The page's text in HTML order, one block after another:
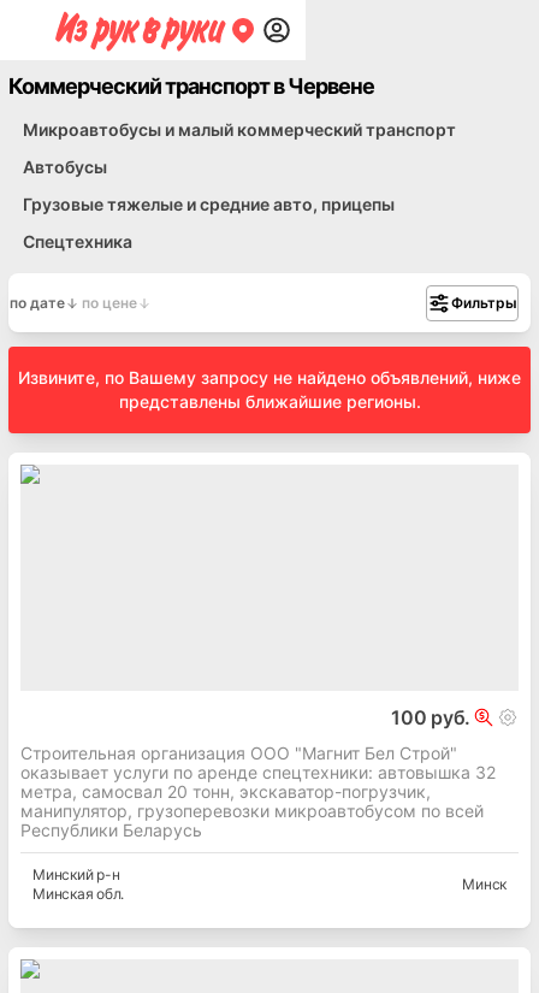
Коммерческий транспорт в Червене
Микроавтобусы и малый коммерческий транспорт
Автобусы
Грузовые тяжелые и средние авто, прицепы
Спецтехника
по дате по цене Фильтры
Извините, по Вашему запросу не найдено объявлений, ниже
представлены ближайшие регионы.
100 руб.
Строительная организация ООО "Магнит Бел Строй"
оказывает услуги по аренде спецтехники: автовышка 32
метра, самосвал 20 тонн, экскаватор-погрузчик,
манипулятор, грузоперевозки микроавтобусом по всей
Республики Беларусь
Минскийр-н
Минская обл.
Минск